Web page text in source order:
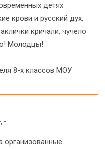
детях
крови и русский дух.
кричали, чучело
Молодцы!
8-х классов МОУ
Г.